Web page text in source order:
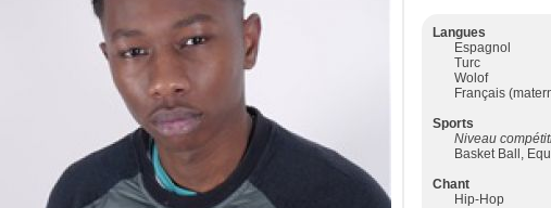
Langues
Espagnol
Turc
Wolof
Français
Sports
Niveau
Basket Ball,
Chant
Hip-Hop